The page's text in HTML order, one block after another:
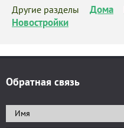
Другие разделы Дома
Новостройки
Обратная связь